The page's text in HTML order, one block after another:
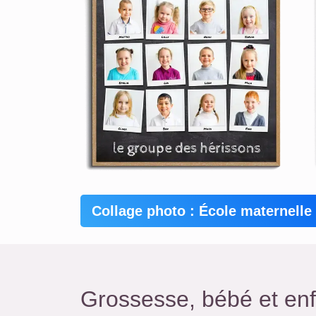
Collage photo : École maternelle
Grossesse, bébé et